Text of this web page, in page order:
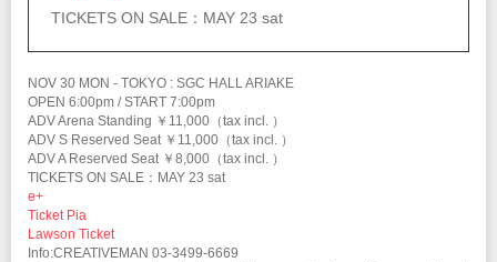
TICKETS ON SALE：MAY 23 sat
NOV 30 MON - TOKYO : SGC HALL ARIAKE
OPEN 6:00pm / START 7:00pm
ADV Arena Standing ￥11,000（tax incl. ）
ADV S Reserved Seat ￥11,000（tax incl. ）
ADV A Reserved Seat ￥8,000（tax incl. ）
TICKETS ON SALE：MAY 23 sat
e+
Ticket Pia
Lawson Ticket
Info:CREATIVEMAN 03-3499-6669